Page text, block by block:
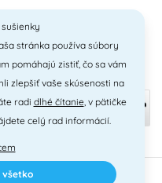
spôsob platieb
• technické riešenie Simplia
stránka používa súbory
pomáhajú zistiť, čo sa vám
zlepšiť vaše skúsenosti na
radi dlhé čítanie, v pätičke
celý rad informácií.
všetko